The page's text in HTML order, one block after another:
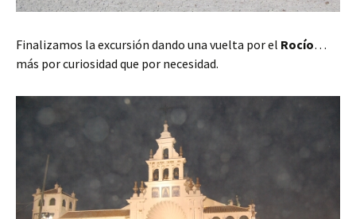
Finalizamos la excursión dando una vuelta por el Rocío…
más por curiosidad que por necesidad.